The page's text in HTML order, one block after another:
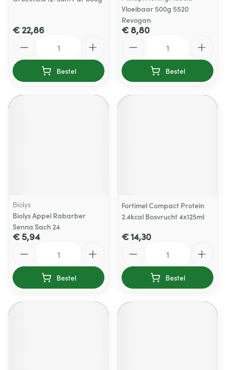
€ 22,86
Bestel
Vloeibaar 500g 5520
Revogan
€ 8,80
Bestel
Biolys
Biolys Appel Rabarber
Senna Sach 24
€ 5,94
Bestel
Fortimel Compact Protein
2.4kcal Bosvrucht 4x125ml
€ 14,30
Bestel